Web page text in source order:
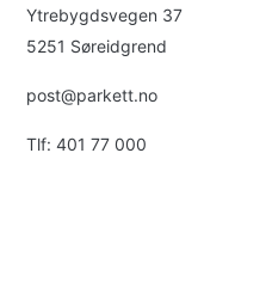
Ytrebygdsvegen 37
5251 Søreidgrend
post@parkett.no
Tlf: 401 77 000